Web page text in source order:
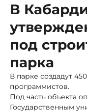
В
под
парка
В парке создадут
программистов.
Под часть объекта
Государственным